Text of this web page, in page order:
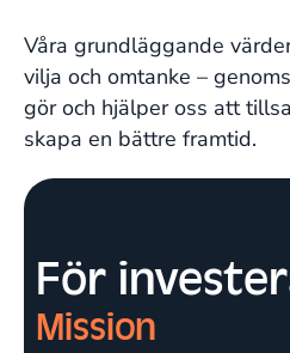
Våra grundläggande
vilja och omtanke –
gör och hjälper oss att
skapa en bättre framtid.
För
Mission